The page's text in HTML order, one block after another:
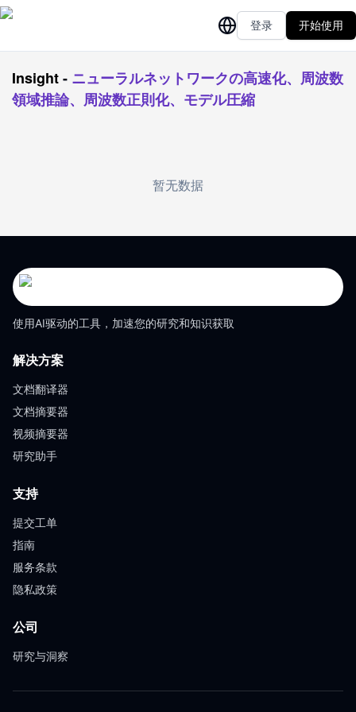
登录 开始使用
Insight- ニューラルネットワークの高速化、周波数
領域推論、周波数正則化、モデル圧縮
暂无数据
使用AI驱动的工具，加速您的研究和知识获取
解决方案
文档翻译器
文档摘要器
视频摘要器
研究助手
支持
提交工单
指南
服务条款
隐私政策
公司
研究与洞察